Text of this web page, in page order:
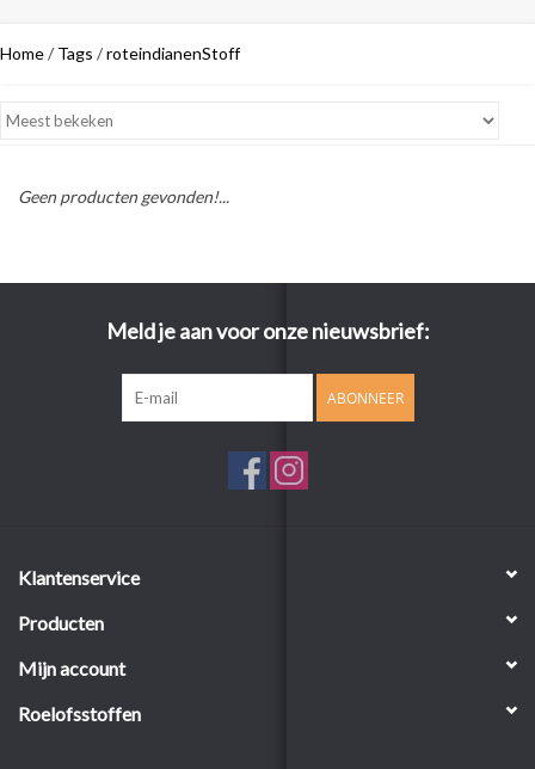
Home/ Tags /roteindianenStoff
Geen producten gevonden!...
Meld je aan voor onze nieuwsbrief:
ABONNEER
Klantenservice
Producten
Mijn account
Roelofsstoffen